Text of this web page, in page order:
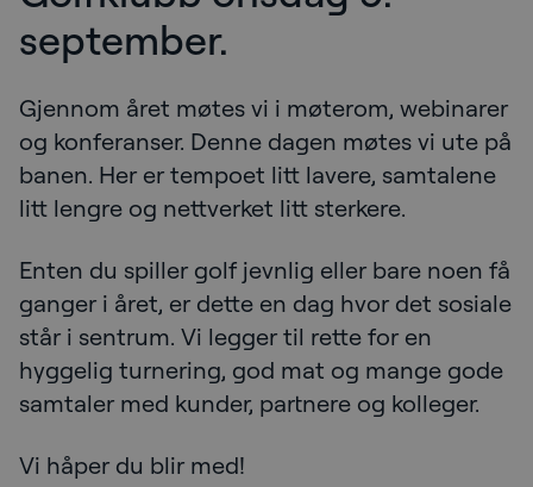
september.
Gjennom året møtes vi i møterom, webinarer
og konferanser. Denne dagen møtes vi ute på
banen. Her er tempoet litt lavere, samtalene
litt lengre og nettverket litt sterkere.
Enten du spiller golf jevnlig eller bare noen få
ganger i året, er dette en dag hvor det sosiale
står i sentrum. Vi legger til rette for en
hyggelig turnering, god mat og mange gode
samtaler med kunder, partnere og kolleger.
Vi håper du blir med!